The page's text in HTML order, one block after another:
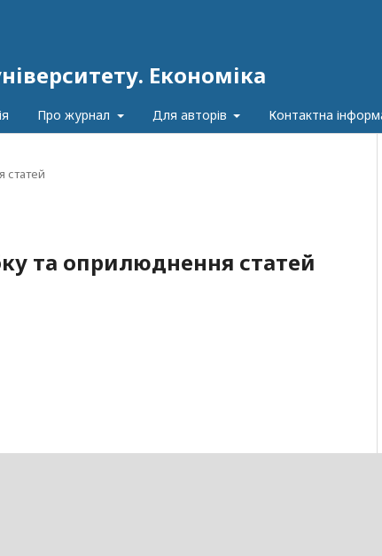
Економіка
Про журнал Для авторів Контактна
статей
та оприлюднення статей